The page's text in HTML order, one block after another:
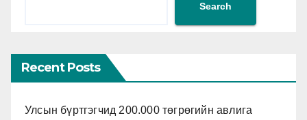
Search
Recent Posts
Улсын бүртгэгчид 200.000 төгрөгийн авлига